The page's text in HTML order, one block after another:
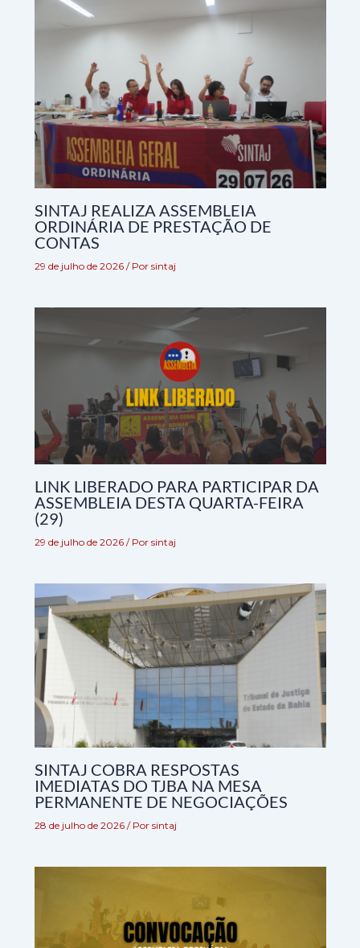
SINTAJ REALIZA ASSEMBLEIA
ORDINÁRIA DE PRESTAÇÃO DE
CONTAS
29 de julho de 2026 / Por sintaj
LINK LIBERADO PARA PARTICIPAR DA
ASSEMBLEIA DESTA QUARTA-FEIRA
(29)
29 de julho de 2026 / Por sintaj
SINTAJ COBRA RESPOSTAS
IMEDIATAS DO TJBA NA MESA
PERMANENTE DE NEGOCIAÇÕES
28 de julho de 2026 / Por sintaj